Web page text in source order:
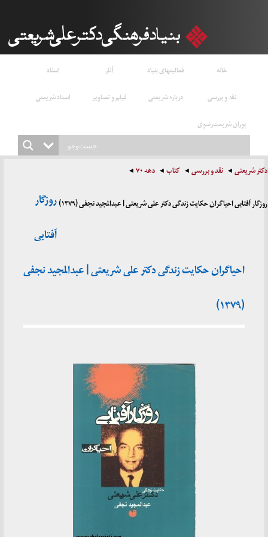
خانه فعالیتهای بنیاد آثار
اسناد
نقد و بررسی
درباره شریعتی فیلم و تصاویر
استاد شریعتی
پوران شریعت‌رضوی
دکتر شریعتی نقد و بررسی کتاب دهه ۷۰
روزگار آفتابی احیاگران حکایت زندگی دکتر علی شریعتی | عبدالمجید نجفی (۱۳۷۹)
روزگار
آفتابی
احیاگران حکایت زندگی دکتر علی شریعتی | عبدالمجید نجفی
(۱۳۷۹)